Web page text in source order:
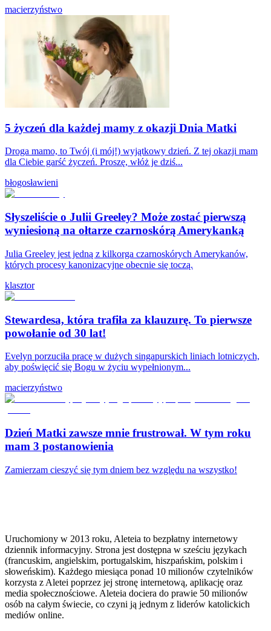
macierzyństwo
5 życzeń dla każdej mamy z okazji Dnia Matki
Droga mamo, to Twój (i mój!) wyjątkowy dzień. Z tej okazji mam
dla Ciebie garść życzeń. Proszę, włóż je dziś...
błogosławieni
Słyszeliście o Julii Greeley? Może zostać pierwszą
wyniesioną na ołtarze czarnoskórą Amerykanką
Julia Greeley jest jedną z kilkorga czarnoskórych Amerykanów,
których procesy kanonizacyjne obecnie się toczą.
klasztor
Stewardesa, która trafiła za klauzurę. To pierwsze
powołanie od 30 lat!
Evelyn porzuciła pracę w dużych singapurskich liniach lotniczych,
aby poświęcić się Bogu w życiu wypełnionym...
macierzyństwo
Dzień Matki zawsze mnie frustrował. W tym roku
mam 3 postanowienia
Zamierzam cieszyć się tym dniem bez względu na wszystko!
Uruchomiony w 2013 roku, Aleteia to bezpłatny internetowy
dziennik informacyjny. Strona jest dostępna w sześciu językach
(francuskim, angielskim, portugalskim, hiszpańskim, polskim i
słoweńskim). Każdego miesiąca ponad 10 milionów czytelników
korzysta z Aletei poprzez jej stronę internetową, aplikację oraz
media społecznościowe. Aleteia dociera do prawie 50 milionów
osób na całym świecie, co czyni ją jednym z liderów katolickich
mediów online.